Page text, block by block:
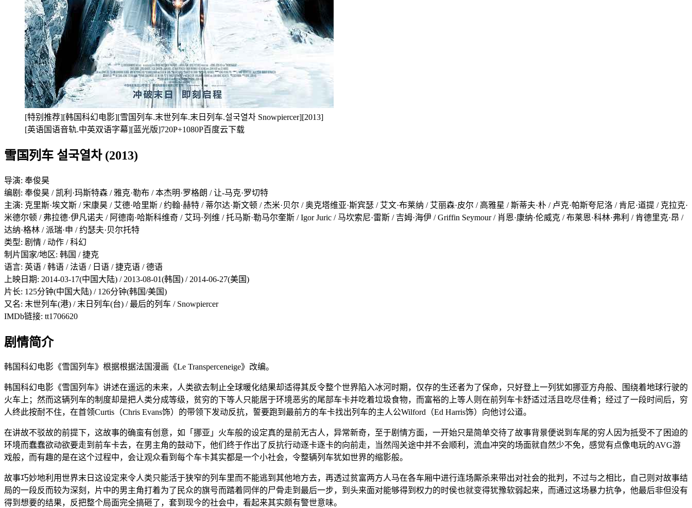
[特别推荐][韩国科幻电影][雪国列车.末世列车.末日列车.설국열차 Snowpiercer][2013]
[英语国语音轨.中英双语字幕][蓝光版]720P+1080P百度云下载
雪国列车 설국열차 (2013)
导演: 奉俊昊
编剧: 奉俊昊 / 凯利·玛斯特森 / 雅克·勒布 / 本杰明·罗格朗 / 让-马克·罗切特
主演: 克里斯·埃文斯 / 宋康昊 / 艾德·哈里斯 / 约翰·赫特 / 蒂尔达·斯文顿 / 杰米·贝尔 / 奥克塔维亚·斯宾瑟 / 艾文·布莱纳 / 艾丽森·皮尔 / 高雅星 / 斯蒂夫·朴 / 卢克·帕斯夸尼洛 / 肯尼·道提 / 克拉克·
米德尔顿 / 弗拉德·伊凡诺夫 / 阿德南·哈斯科维奇 / 艾玛·列维 / 托马斯·勒马尔奎斯 / Igor Juric / 马坎索尼·雷斯 / 吉姆·海伊 / Griffin Seymour / 肖恩·康纳·伦威克 / 布莱恩·科林·弗利 / 肯德里克·昂 /
达纳·格林 / 派瑞·申 / 约瑟夫·贝尔托特
类型: 剧情 / 动作 / 科幻
制片国家/地区: 韩国 / 捷克
语言: 英语 / 韩语 / 法语 / 日语 / 捷克语 / 德语
上映日期: 2014-03-17(中国大陆) / 2013-08-01(韩国) / 2014-06-27(美国)
片长: 125分钟(中国大陆) / 126分钟(韩国/美国)
又名: 末世列车(港) / 末日列车(台) / 最后的列车 / Snowpiercer
IMDb链接: tt1706620
剧情简介
韩国科幻电影《雪国列车》根据根据法国漫画《Le Transperceneige》改编。
韩国科幻电影《雪国列车》讲述在遥远的未来，人类欲去制止全球暖化结果却适得其反令整个世界陷入冰河时期，仅存的生还者为了保命，只好登上一列犹如挪亚方舟般、围绕着地球行驶的
火车上；然而这辆列车的制度却是把人类分成等级，贫穷的下等人只能居于环境恶劣的尾部车卡并吃着垃圾食物，而富裕的上等人则在前列车卡舒适过活且吃尽佳肴；经过了一段时间后，穷
人终此按耐不住，在首领Curtis（Chris Evans饰）的带领下发动反抗，誓要跑到最前方的车卡找出列车的主人公Wilford（Ed Harris饰）向他讨公道。
在讲故不驳故的前提下，这故事的确蛮有创意，如「挪亚」火车般的设定真的是前无古人，异常新奇，至于剧情方面，一开始只是简单交待了故事背景便说到车尾的穷人因为抵受不了困迫的
环境而蠢蠢欲动欲要走到前车卡去，在男主角的鼓动下，他们终于作出了反抗行动逐卡逐卡的向前走，当然闯关途中并不会顺利，流血冲突的场面就自然少不免，感觉有点像电玩的AVG游
戏般，而有趣的是在这个过程中，会让观众看到每个车卡其实都是一个小社会，令整辆列车犹如世界的缩影般。
故事巧妙地利用世界末日这设定来令人类只能活于狭窄的列车里而不能逃到其他地方去，再透过贫富两方人马在各车厢中进行连场厮杀来带出对社会的批判，不过与之相比，自己则对故事结
局的一段反而较为深刻，片中的男主角打着为了民众的旗号而踏着同伴的尸骨走到最后一步，到头来面对能够得到权力的时侯也就变得犹豫软弱起来，而通过这场暴力抗争，他最后非但没有
得到想要的结果，反把整个局面完全搞砸了，套到现今的社会中，看起来其实颇有警世意味。